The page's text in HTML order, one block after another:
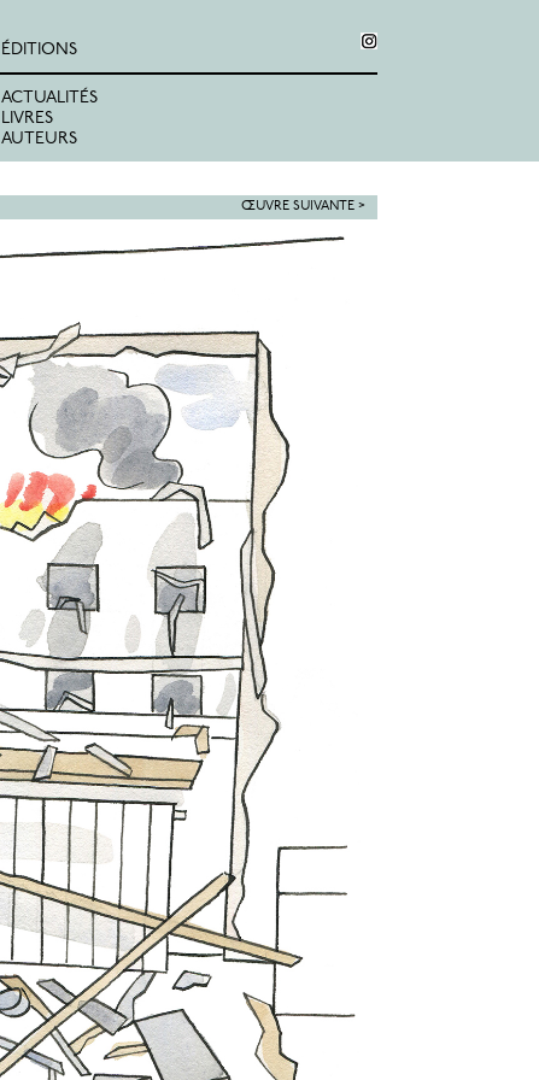
ÉDITIONS
ACTUALITÉS
LIVRES
AUTEURS
ŒUVRE SUIVANTE >